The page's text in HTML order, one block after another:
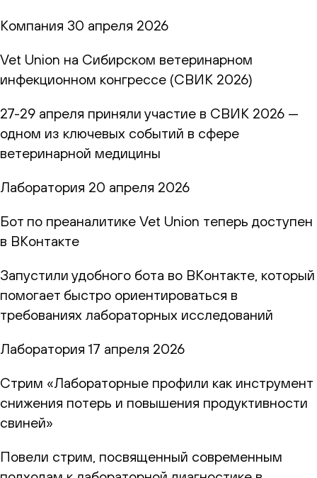
Компания 30 апреля 2026
Vet Union на Сибирском ветеринарном
инфекционном конгрессе (СВИК 2026)
27-29 апреля приняли участие в СВИК 2026 —
одном из ключевых событий в сфере
ветеринарной медицины
Лаборатория 20 апреля 2026
Бот по преаналитике Vet Union теперь доступен
в ВКонтакте
Запустили удобного бота во ВКонтакте, который
помогает быстро ориентироваться в
требованиях лабораторных исследований
Лаборатория 17 апреля 2026
Стрим «Лабораторные профили как инструмент
снижения потерь и повышения продуктивности
свиней»
Повели стрим, посвященный современным